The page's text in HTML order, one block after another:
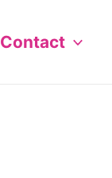
Contact